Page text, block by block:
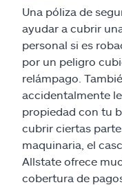
Una póliza de
ayudar a cubrir
personal si es
por un peligro
relámpago.
accidentalmente
propiedad con tu
cubrir ciertas
maquinaria, el
Allstate ofrece
cobertura de